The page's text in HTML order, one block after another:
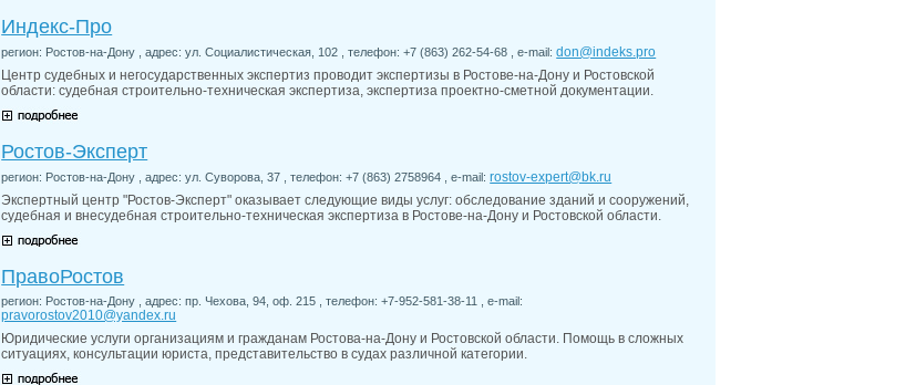
Индекс-Про
регион: Ростов-на-Дону , адрес: ул. Социалистическая, 102 , телефон: +7 (863) 262-54-68 , e-mail:don@indeks.pro
Центр судебных и негосударственных экспертиз проводит экспертизы в Ростове-на-Дону и Ростовской
области: судебная строительно-техническая экспертиза, экспертиза проектно-сметной документации.
Ростов-Эксперт
регион: Ростов-на-Дону , адрес: ул. Суворова, 37 , телефон: +7 (863) 2758964 , e-mail:rostov-expert@bk.ru
Экспертный центр "Ростов-Эксперт" оказывает следующие виды услуг: обследование зданий и сооружений,
судебная и внесудебная строительно-техническая экспертиза в Ростове-на-Дону и Ростовской области.
ПравоРостов
регион: Ростов-на-Дону , адрес: пр. Чехова, 94, оф. 215 , телефон: +7-952-581-38-11 , e-mail:
pravorostov2010@yandex.ru
Юридические услуги организациям и гражданам Ростова-на-Дону и Ростовской области. Помощь в сложных
ситуациях, консультации юриста, представительство в судах различной категории.